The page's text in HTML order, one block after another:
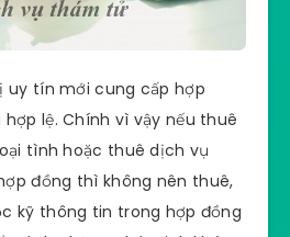
uy tín mới cung cấp hợp
lệ. Chính vì vậy nếu thuê
tình hoặc thuê dịch vụ
đồng thì không nên thuê,
kỹ thông tin trong hợp đồng